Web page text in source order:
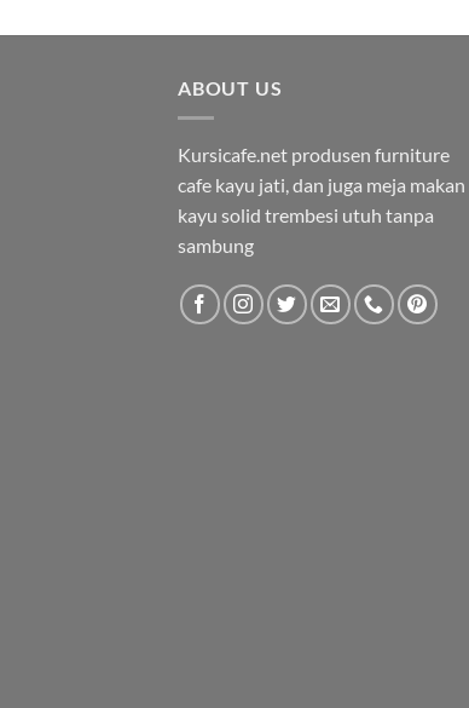
ABOUT US
Kursicafe.net produsen furniture
cafe kayu jati, dan juga meja makan
kayu solid trembesi utuh tanpa
sambung